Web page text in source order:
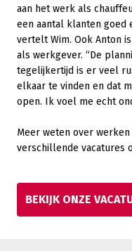
aan het werk als
een aantal klanten goed
vertelt Wim. Ook Anton
als werkgever. “De
tegelijkertijd is er veel
elkaar te vinden en dat
open. Ik voel me echt
Meer weten over
verschillende vacatures
BEKIJK ONZE